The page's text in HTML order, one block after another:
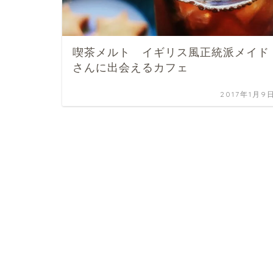
喫茶メルト イギリス風正統派メイド
さんに出会えるカフェ
2017年1月9